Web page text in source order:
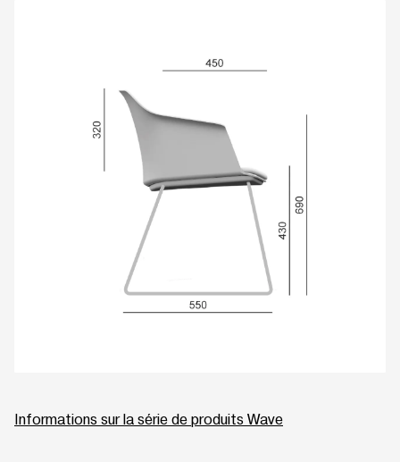
Informations sur la série de produits Wave